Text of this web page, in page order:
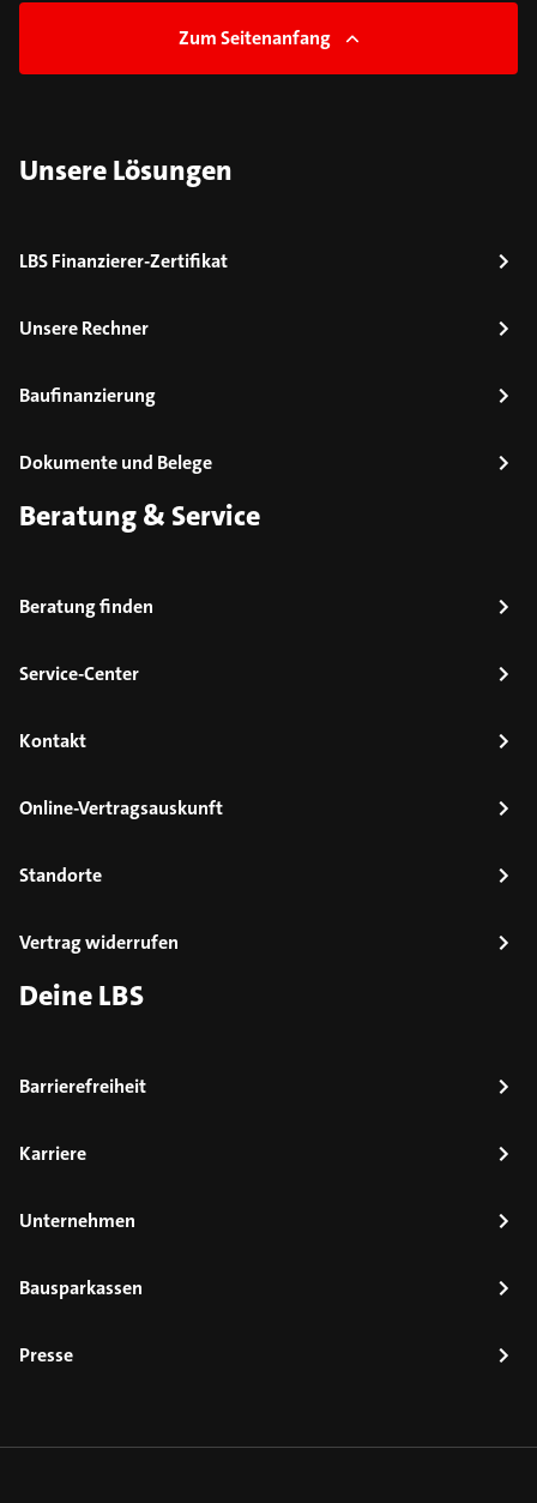
Zum Seitenanfang
Unsere Lösungen
LBS Finanzierer-Zertifikat
Unsere Rechner
Baufinanzierung
Dokumente und Belege
Beratung & Service
Beratung finden
Service-Center
Kontakt
Online-Vertragsauskunft
Standorte
Vertrag widerrufen
Deine LBS
Barrierefreiheit
Karriere
Unternehmen
Bausparkassen
Presse